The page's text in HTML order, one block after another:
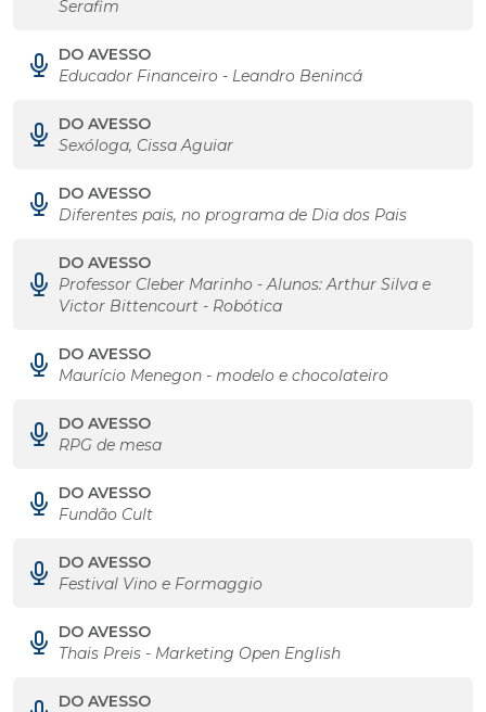
Serafim
DO AVESSO
Educador Financeiro - Leandro Benincá
DO AVESSO
Sexóloga, Cissa Aguiar
DO AVESSO
Diferentes pais, no programa de Dia dos Pais
DO AVESSO
Professor Cleber Marinho - Alunos: Arthur Silva e
Victor Bittencourt - Robótica
DO AVESSO
Maurício Menegon - modelo e chocolateiro
DO AVESSO
RPG de mesa
DO AVESSO
Fundão Cult
DO AVESSO
Festival Vino e Formaggio
DO AVESSO
Thais Preis - Marketing Open English
DO AVESSO